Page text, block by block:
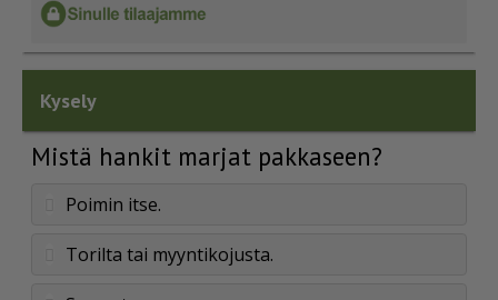
Kysely
Mistä hankit marjat pakkaseen?
Poimin itse.
Torilta tai myyntikojusta.